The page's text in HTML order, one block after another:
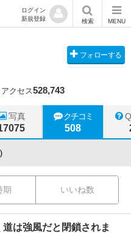
ログイン
新規登録
検索 MENU
フォローする
アクセス528,743
写真 クチコミ
508
期 いいね数
は強風だと閉鎖されま